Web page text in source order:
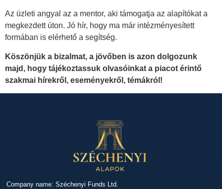
Az üzleti angyal az a mentor, aki támogatja az alapítókat a
megkezdett úton. Jó hír, hogy ma már intézményesített
formában is elérhető a segítség.
Köszönjük a bizalmat, a jövőben is azon dolgozunk
majd, hogy tájékoztassuk olvasóinkat a piacot érintő
szakmai hírekről, eseményekről, témákról!
Company name: Széchenyi Funds Ltd.